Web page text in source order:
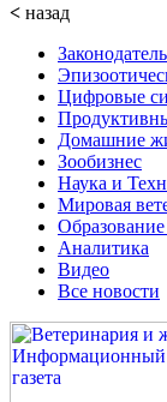
< назад
Цифровые
Домашние
Зообизнес
Наука и
Мировая
Образование
Аналитика
Видео
Все новости